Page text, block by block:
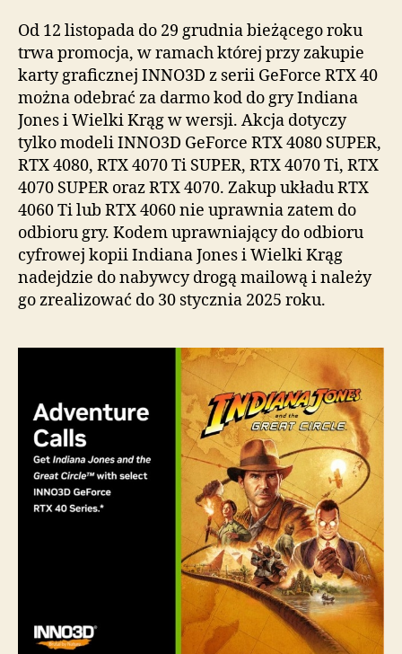
Od 12 listopada do 29 grudnia bieżącego roku
trwa promocja, w ramach której przy zakupie
karty graficznej INNO3D z serii GeForce RTX 40
można odebrać za darmo kod do gry Indiana
Jones i Wielki Krąg w wersji. Akcja dotyczy
tylko modeli INNO3D GeForce RTX 4080 SUPER,
RTX 4080, RTX 4070 Ti SUPER, RTX 4070 Ti, RTX
4070 SUPER oraz RTX 4070. Zakup układu RTX
4060 Ti lub RTX 4060 nie uprawnia zatem do
odbioru gry. Kodem uprawniający do odbioru
cyfrowej kopii Indiana Jones i Wielki Krąg
nadejdzie do nabywcy drogą mailową i należy
go zrealizować do 30 stycznia 2025 roku.